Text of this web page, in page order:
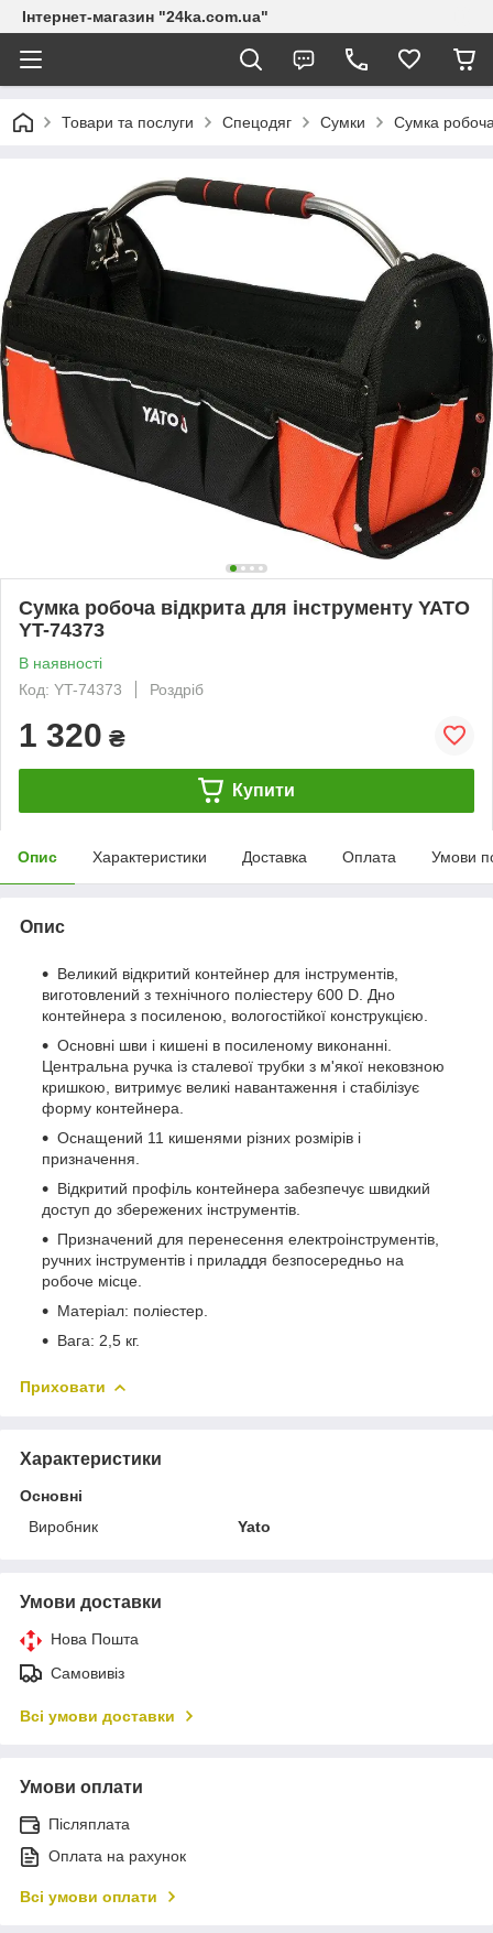
Інтернет-магазин "24ka.com.ua"
Товари та послуги Спецодяг Сумки Сумка
Сумка робоча відкрита для інструменту YATO
YT-74373
В наявності
Код: YT-74373
Роздріб
1 320 ₴
Купити
Опис Характеристики Доставка Оплата Умови
Опис
Великий відкритий контейнер для інструментів,
виготовлений з технічного поліестеру 600 D. Дно
контейнера з посиленою, вологостійкої конструкцією.
Основні шви і кишені в посиленому виконанні.
Центральна ручка із сталевої трубки з м'якої нековзною
кришкою, витримує великі навантаження і стабілізує
форму контейнера.
Оснащений 11 кишенями різних розмірів і
призначення.
Відкритий профіль контейнера забезпечує швидкий
доступ до збережених інструментів.
Призначений для перенесення електроінструментів,
ручних інструментів і приладдя безпосередньо на
робоче місце.
Матеріал: поліестер.
Вага: 2,5 кг.
Приховати
Характеристики
Основні
Виробник
Yato
Умови доставки
Нова Пошта
Самовивіз
Всі умови доставки
Умови оплати
Післяплата
Оплата на рахунок
Всі умови оплати